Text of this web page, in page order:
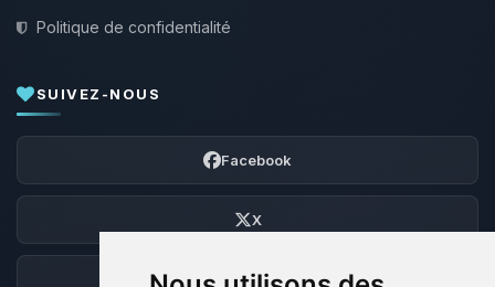
Politique de confidentialité
SUIVEZ-NOUS
Facebook
X
Discord